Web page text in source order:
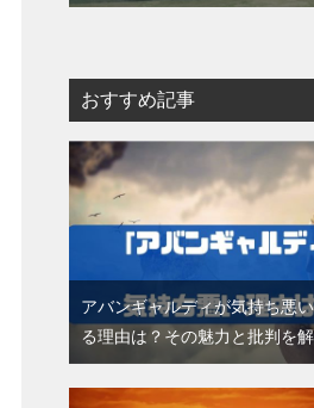
おすすめ記事
アバンギャルディが気持ち悪
る理由は？その魅力と批判を解